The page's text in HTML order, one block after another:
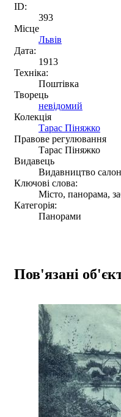
ID:
393
Місце
Львів
Дата:
1913
Техніка:
Поштівка
Творець
невідомий
Колекція
Тарас Піняжко
Правове регулювання
Тарас Піняжко
Видавець
Видавництво
Ключові слова:
Місто, панорама,
Категорія:
Панорами
Пов'язані